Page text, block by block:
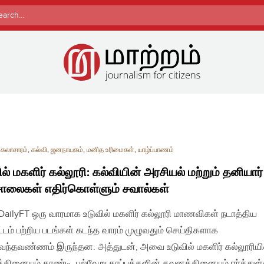
கலாசாரம், கல்வி, ஜனநாயகம், மனித உரிமைகள், யாழ்ப்பாணம்
மகளிர் கல்லூரி: கல்வியின் அரசியல் மற்றும் தனியார்
எதிர்கொள்ளும் சவால்கள்
ஒரு வாரமாக உடுவில் மகளிர் கல்லூரி மாணவிகள் நடாத்திய
பற்றிய படங்கள் கடந்த வாரம் முழுவதும் செய்திகளாக
இருந்தன. அத்துடன், அவை உடுவில் மகளிர்